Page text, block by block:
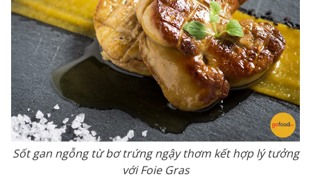
Sốt gan ngỗng từ bơ trứng ngậy thơm kết hợp lý tưởng
với Foie Gras